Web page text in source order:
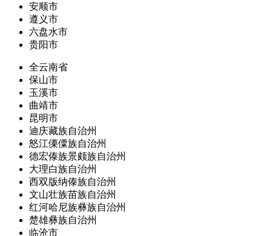
安顺市
遵义市
六盘水市
贵阳市
全云南省
保山市
玉溪市
曲靖市
昆明市
迪庆藏族自治州
怒江傈僳族自治州
德宏傣族景颇族自治州
大理白族自治州
西双版纳傣族自治州
文山壮族苗族自治州
红河哈尼族彝族自治州
楚雄彝族自治州
临沧市